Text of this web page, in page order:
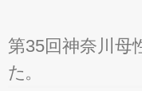
第35回神奈川母
た。